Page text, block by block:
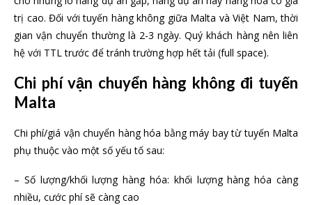
trị cao. Đối với tuyến hàng không giữa Malta và Việt Nam, thời
gian vận chuyển thường là 2-3 ngày. Quý khách hàng nên liên
hệ với TTL trước để tránh trường hợp hết tải (full space).
Chi phí vận chuyển hàng không đi tuyến
Malta
Chi phí/giá vận chuyển hàng hóa bằng máy bay từ tuyến Malta
phụ thuộc vào một số yếu tố sau:
– Số lượng/khối lượng hàng hóa: khối lượng hàng hóa càng
nhiều, cước phí sẽ càng cao